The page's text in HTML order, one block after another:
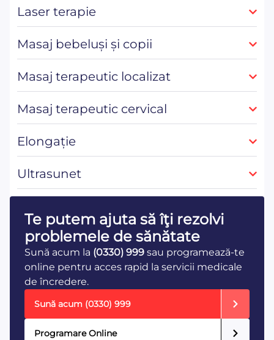
Laser terapie
Masaj bebeluși și copii
Masaj terapeutic localizat
Masaj terapeutic cervical
Elongație
Ultrasunet
Te putem ajuta să îţi rezolvi
problemele de sănătate
Sună acum la (0330) 999 sau programează-te
online pentru acces rapid la servicii medicale
de încredere.
Sună acum (0330) 999
Programare Online